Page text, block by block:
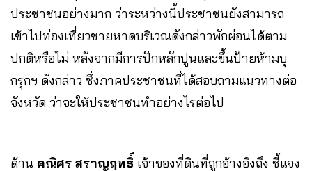
ประชาชนอย่างมาก ว่าระหว่างนี้ประชาชนยังสามารถ
เข้าไปท่องเที่ยวชายหาดบริเวณดังกล่าวพักผ่อนได้ตาม
ปกติหรือไม่ หลังจากมีการปักหลักปูนและขึ้นป้ายห้ามบุ
กรุกฯ ดังกล่าว ซึ่งภาคประชาชนที่ได้สอบถามแนวทางต่อ
จังหวัด ว่าจะให้ประชาชนทำอย่างไรต่อไป
ด้าน คณิศร สราญฤทธิ์ เจ้าของที่ดินที่ถูกอ้างอิงถึง ชี้แจง